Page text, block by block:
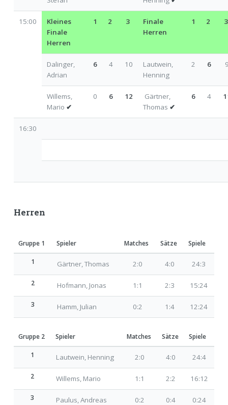
15:00
Kleines
Finale
Herren
1 2 3
Finale
Herren
1 2 3
Dalinger,
Adrian
6 4 10
Lautwein,
Henning
2 6
Willems,
Mario ✔
0 6 12
Gärtner,
Thomas ✔
6 4
16:30
Herren
Gruppe 1 Spieler Matches Sätze Spiele
1 Gärtner, Thomas 2:0 4:0 24:3
2 Hofmann, Jonas 1:1 2:3 15:24
3 Hamm, Julian 0:2 1:4 12:24
Gruppe 2 Spieler Matches Sätze Spiele
1 Lautwein, Henning 2:0 4:0 24:4
2 Willems, Mario 1:1 2:2 16:12
3 Paulus, Andreas 0:2 0:4 0:24